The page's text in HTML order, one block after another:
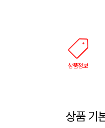
상품정보
상품 기